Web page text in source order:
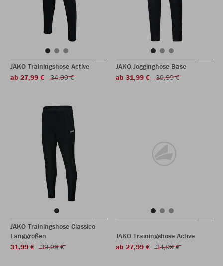
JAKO Trainingshose Active
ab 27,99 €
34,99 €
JAKO Jogginghose Base
ab 31,99 €
39,99 €
JAKO Trainingshose Classico
Langgrößen
31,99 €
39,99 €
JAKO Trainingshose Active
ab 27,99 €
34,99 €